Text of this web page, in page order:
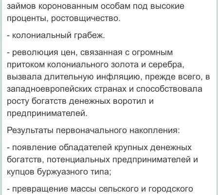
займов коронованным особам под высокие
проценты, ростовщичество.
- колониальный грабеж.
- революция цен, связанная с огромным
притоком колониального золота и серебра,
вызвала длительную инфляцию, прежде всего, в
западноевропейских странах и способствовала
росту богатств денежных воротил и
предпринимателей.
Результаты первоначального накопления:
- появление обладателей крупных денежных
богатств, потенциальных предпринимателей и
купцов буржуазного типа;
- превращение массы сельского и городского